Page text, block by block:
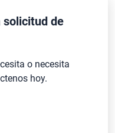
solicitud de
o necesita
hoy.